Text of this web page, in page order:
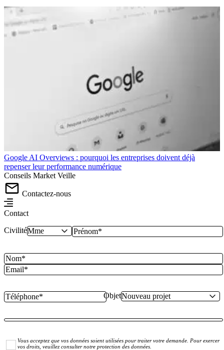
Google AI Overviews : pourquoi les entreprises doivent déjà
repenser leur performance numérique
Conseils Market Veille
Contactez-nous
Contact
Civilité
Objet
Vous acceptez que vos données soient utilisées pour traiter votre demande. Pour exercer
vos droits, veuillez consulter notre protection des données.